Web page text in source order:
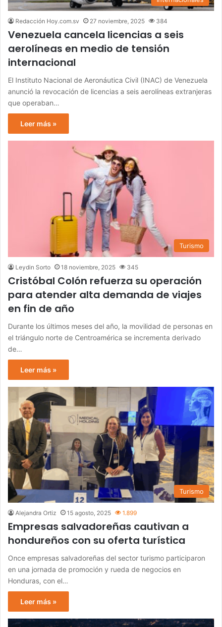
Redacción Hoy.com.sv 27 noviembre, 2025 384
Venezuela cancela licencias a seis
aerolíneas en medio de tensión
internacional
El Instituto Nacional de Aeronáutica Civil (INAC) de Venezuela
anunció la revocación de licencias a seis aerolíneas extranjeras
que operaban…
Leer más »
Turismo
Leydin Sorto 18 noviembre, 2025 345
Cristóbal Colón refuerza su operación
para atender alta demanda de viajes
en fin de año
Durante los últimos meses del año, la movilidad de personas en
el triángulo norte de Centroamérica se incrementa derivado
de…
Leer más »
Turismo
Alejandra Ortiz 15 agosto, 2025 1.899
Empresas salvadoreñas cautivan a
hondureños con su oferta turística
Once empresas salvadoreñas del sector turismo participaron
en una jornada de promoción y rueda de negocios en
Honduras, con el…
Leer más »